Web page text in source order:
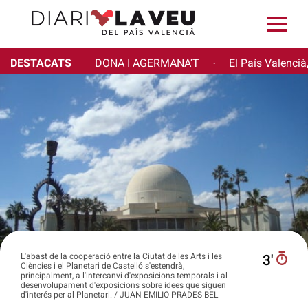
DESTACATS DONA I AGERMANA'T · El País
L'abast de la cooperació entre la Ciutat de les Arts i les
Ciències i el Planetari de Castelló s'estendrà,
principalment, a l'intercanvi d'exposicions temporals i al
desenvolupament d'exposicions sobre idees que siguen
d'interés per al Planetari. / JUAN EMILIO PRADES BEL
3′